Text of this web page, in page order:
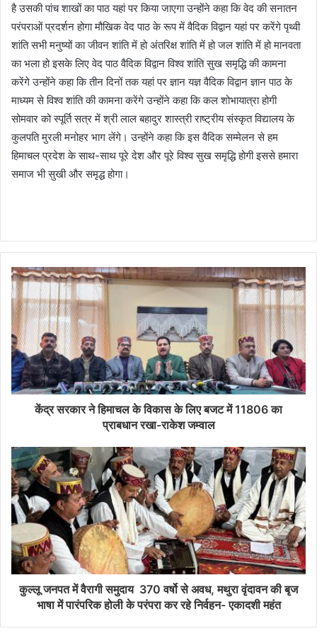
है उसकी पांच शाखों का पाठ यहां पर किया जाएगा उन्होंने कहा कि वेद की सनातन
परंपराओं प्रदर्शन होगा मौखिक वेद पाठ के रूप में वैदिक विद्वान यहां पर करेंगे पृथ्वी
शांति सभी मनुष्यों का जीवन शांति में हो अंतरिक्ष शांति में हो जल शांति में हो मानवता
का भला हो इसके लिए वेद पाठ वैदिक विद्वान विश्व शांति सुख समृद्धि की कामना
करेंगे उन्होंने कहा कि तीन दिनों तक यहां पर ज्ञान यज्ञ वैदिक विद्वान ज्ञान पाठ के
माध्यम से विश्व शांति की कामना करेंगे उन्होंने कहा कि कल शोभायात्रा होगी
सोमवार को स्पूर्ति सत्र में श्री लाल बहादुर शास्त्री राष्ट्रीय संस्कृत विद्यालय के
कुलपति मुरली मनोहर भाग लेंगे। उन्होंने कहा कि इस वैदिक सम्मेलन से हम
हिमाचल प्रदेश के साथ-साथ पूरे देश और पूरे विश्व सुख समृद्धि होगी इससे हमारा
समाज भी सुखी और समृद्ध होगा।
केंद्र सरकार ने हिमाचल के विकास के लिए बजट में 11806 का
प्राबधान रखा-राकेश जम्वाल
कुल्लू जनपत में वैरागी समुदाय 370 वर्षो से अवध, मथुरा वृंदावन की बृज
भाषा में पारंपरिक होली के परंपरा कर रहे निर्वहन- एकादशी महंत